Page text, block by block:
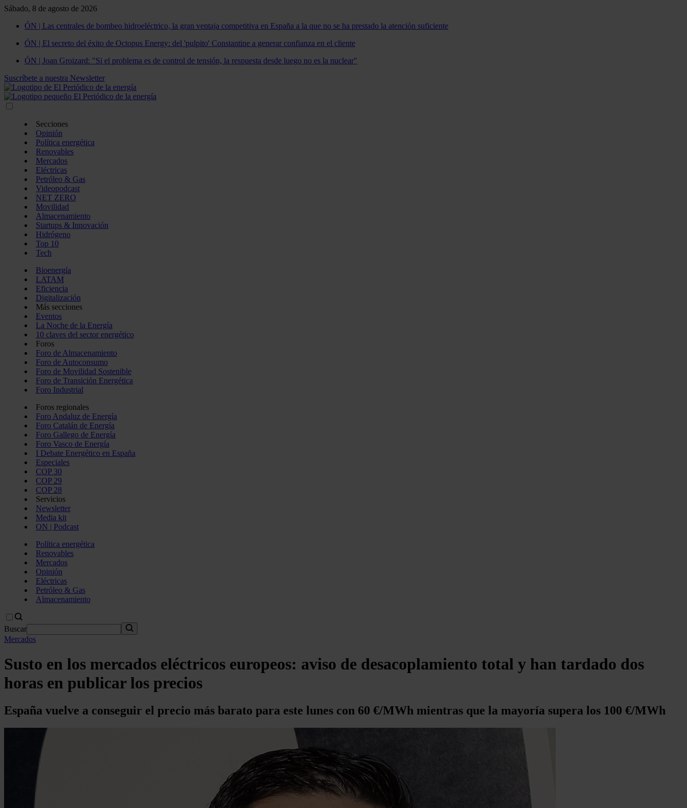
Sábado, 8 de agosto de 2026
ÓN | Las centrales de bombeo hidroeléctrico, la gran ventaja competitiva en España a la que no se ha prestado la atención suficiente
ÓN | El secreto del éxito de Octopus Energy: del 'pulpito' Constantine a generar confianza en el cliente
ÓN | Joan Groizard: "Si el problema es de control de tensión, la respuesta desde luego no es la nuclear"
Suscríbete a nuestra Newsletter
Secciones
Opinión
Política energética
Renovables
Mercados
Eléctricas
Petróleo & Gas
Videopodcast
NET ZERO
Movilidad
Almacenamiento
Startups & Innovación
Hidrógeno
Top 10
Tech
Bioenergía
LATAM
Eficiencia
Digitalización
Más secciones
Eventos
La Noche de la Energía
10 claves del sector energético
Foros
Foro de Almacenamiento
Foro de Autoconsumo
Foro de Movilidad Sostenible
Foro de Transición Energética
Foro Industrial
Foros regionales
Foro Andaluz de Energía
Foro Catalán de Energía
Foro Gallego de Energía
Foro Vasco de Energía
I Debate Energético en España
Especiales
COP 30
COP 29
COP 28
Servicios
Newsletter
Media kit
ON | Podcast
Política energética
Renovables
Mercados
Opinión
Eléctricas
Petróleo & Gas
Almacenamiento
Buscar
Mercados
Susto en los mercados eléctricos europeos: aviso de desacoplamiento total y han tardado dos
horas en publicar los precios
España vuelve a conseguir el precio más barato para este lunes con 60 €/MWh mientras que la mayoría supera los 100 €/MWh